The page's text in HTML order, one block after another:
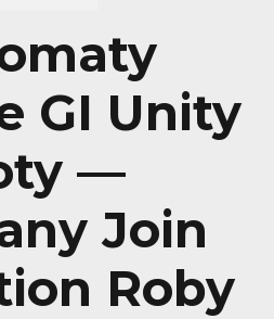
GI Unity
—
Join
Roby